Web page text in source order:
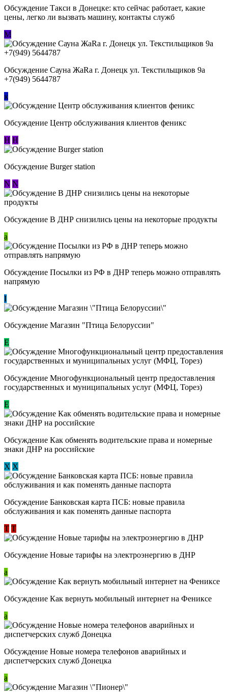
Обсуждение ​Такси в Донецке: кто сейчас работает, какие
цены, легко ли вызвать машину, контакты служб
М
Обсуждение Сауна ЖаRa г. Донецк ул. Текстильщиков 9а
+7(949) 5644787
к
Обсуждение Центр обслуживания клиентов феникс
Н Н
Обсуждение Burger station
N N
Обсуждение В ДНР снизились цены на некоторые продукты
a
Обсуждение Посылки из РФ в ДНР теперь можно отправлять
напрямую
I
Обсуждение Магазин "Птица Белоруссии"
Е
Обсуждение Многофункциональный центр предоставления
государственных и муниципальных услуг (МФЦ, Торез)
E
Обсуждение ​Как обменять водительские права и номерные
знаки ДНР на российские
Х Х
Обсуждение ​Банковская карта ПСБ: новые правила
обслуживания и как поменять данные паспорта
Т Т
Обсуждение Новые тарифы на электроэнергию в ДНР
a
Обсуждение Как вернуть мобильный интернет на Фениксе
a
Обсуждение Новые номера телефонов аварийных и
диспетчерских служб Донецка
a